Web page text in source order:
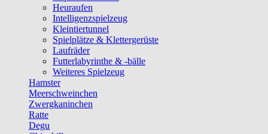
Heuraufen
Intelligenzspielzeug
Kleintiertunnel
Spielplätze & Klettergerüste
Laufräder
Futterlabyrinthe & -bälle
Weiteres Spielzeug
Hamster
Meerschweinchen
Zwergkaninchen
Ratte
Degu